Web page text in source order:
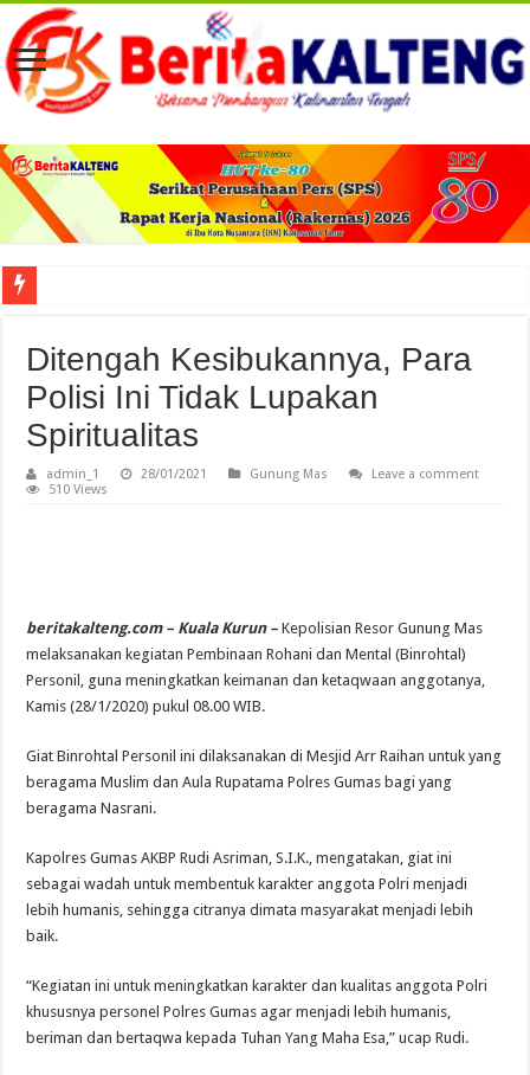
Ditengah Kesibukannya, Para
Polisi Ini Tidak Lupakan
Spiritualitas
admin_1 28/01/2021 Gunung Mas
Leave a comment
510 Views
beritakalteng.com – Kuala Kurun – Kepolisian Resor Gunung Mas
melaksanakan kegiatan Pembinaan Rohani dan Mental (Binrohtal)
Personil, guna meningkatkan keimanan dan ketaqwaan anggotanya,
Kamis (28/1/2020) pukul 08.00 WIB.
Giat Binrohtal Personil ini dilaksanakan di Mesjid Arr Raihan untuk yang
beragama Muslim dan Aula Rupatama Polres Gumas bagi yang
beragama Nasrani.
Kapolres Gumas AKBP Rudi Asriman, S.I.K., mengatakan, giat ini
sebagai wadah untuk membentuk karakter anggota Polri menjadi
lebih humanis, sehingga citranya dimata masyarakat menjadi lebih
baik.
“Kegiatan ini untuk meningkatkan karakter dan kualitas anggota Polri
khususnya personel Polres Gumas agar menjadi lebih humanis,
beriman dan bertaqwa kepada Tuhan Yang Maha Esa,” ucap Rudi.